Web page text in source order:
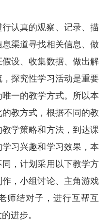
认真的观察、记录、描
渠道寻找相关信息、做
设、收集数据、做出解
探究性学习活动是重要
一的教学方式。所以本
教方式，根据不同的教
学策略和方法，到达课
习兴趣和学习效果，本
，计划采用以下教学方
，小组讨论、主角游戏
师结对子，进行互帮互
进步。